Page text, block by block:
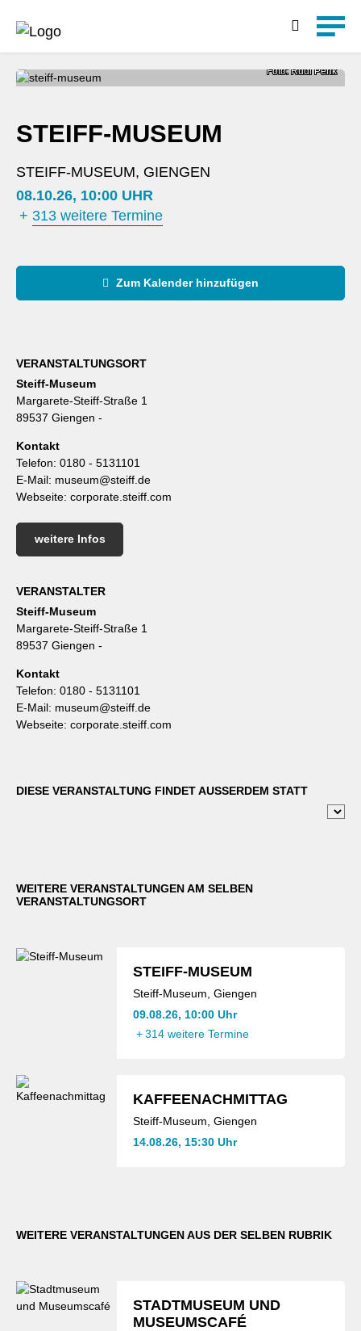
Foto: Rudi Penk
STEIFF-MUSEUM
STEIFF-MUSEUM, GIENGEN
08.10.26, 10:00 UHR
+ 313 weitere Termine
Zum Kalender hinzufügen
VERANSTALTUNGSORT
Steiff-Museum
Margarete-Steiff-Straße 1
89537 Giengen -
Kontakt
Telefon: 0180 - 5131101
E-Mail: museum@steiff.de
Webseite: corporate.steiff.com
VERANSTALTER
Steiff-Museum
Margarete-Steiff-Straße 1
89537 Giengen -
Kontakt
Telefon: 0180 - 5131101
E-Mail: museum@steiff.de
Webseite: corporate.steiff.com
weitere Infos
DIESE VERANSTALTUNG FINDET AUSSERDEM STATT
WEITERE VERANSTALTUNGEN AM SELBEN
VERANSTALTUNGSORT
STEIFF-MUSEUM
Steiff-Museum, Giengen
09.08.26, 10:00 Uhr
+ 314 weitere Termine
KAFFEENACHMITTAG
Steiff-Museum, Giengen
14.08.26, 15:30 Uhr
WEITERE VERANSTALTUNGEN AUS DER SELBEN RUBRIK
STADTMUSEUM UND
MUSEUMSCAFÉ